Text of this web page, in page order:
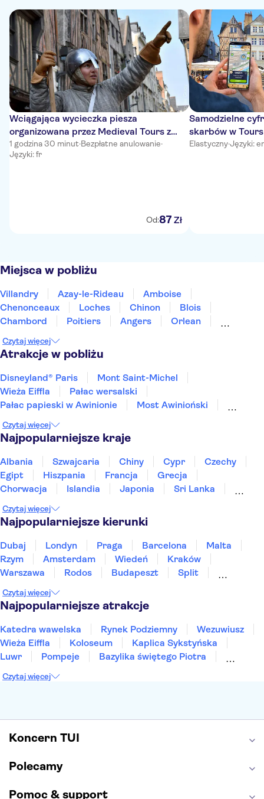
Wciągająca wycieczka piesza
organizowana przez Medieval Tours z
córką krzyżowca
1 godzina 30 minut·Bezpłatne anulowanie·
Języki: fr
Od:87 Zł
Samodzielne
skarbów w Tours
Elastyczny·Języki:
Miejsca w pobliżu
Villandry Azay-le-Rideau
Amboise
Chenonceaux
Loches Chinon
Blois
Chambord
Poitiers Angers
Orlean
Czytaj więcej
Atrakcje w pobliżu
Disneyland® Paris
Mont Saint-Michel
Wieża Eiffla
Pałac wersalski
Pałac papieski w Awinionie
Most Awinioński
Kaplica Sainte Chapelle oraz Conciergerie
Dolina Loary
Luwr
Park Asterixa
Plac Trocadéro
Opera Garnier
Rejs po Sekwanie
Zamek Haut-Kœnigsbourg
Czytaj więcej
Najpopularniejsze kraje
Albania Szwajcaria Chiny Cypr
Czechy
Egipt
Hiszpania Francja
Grecja
Chorwacja
Islandia Japonia
Sri Lanka
Tunezja
Turcja Wietnam
Czytaj więcej
Najpopularniejsze kierunki
Dubaj Londyn Praga Barcelona
Malta
Rzym
Amsterdam Wiedeń
Kraków
Warszawa
Rodos Budapeszt
Split
Sopot
Gdynia Zakopane
Czytaj więcej
Najpopularniejsze atrakcje
Katedra wawelska Rynek Podziemny
Wezuwiusz
Wieża Eiffla
Koloseum
Kaplica Sykstyńska
Luwr
Pompeje
Bazylika świętego Piotra
Etna
Wawel
Czytaj więcej
Koncern TUI
Polecamy
Pomoc & support